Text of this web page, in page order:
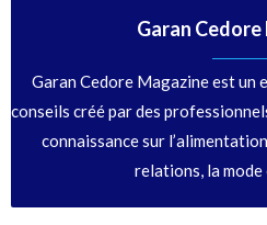
Garan
Garan Cedore Magazine est un
conseils créé par des
connaissance sur
relations, la mode